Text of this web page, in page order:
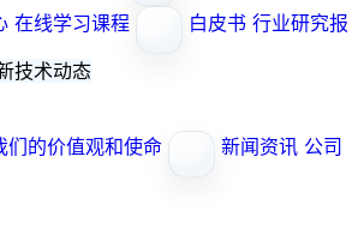
在线学习课程 白皮书 行业研究报
技术动态
们的价值观和使命 新闻资讯 公司